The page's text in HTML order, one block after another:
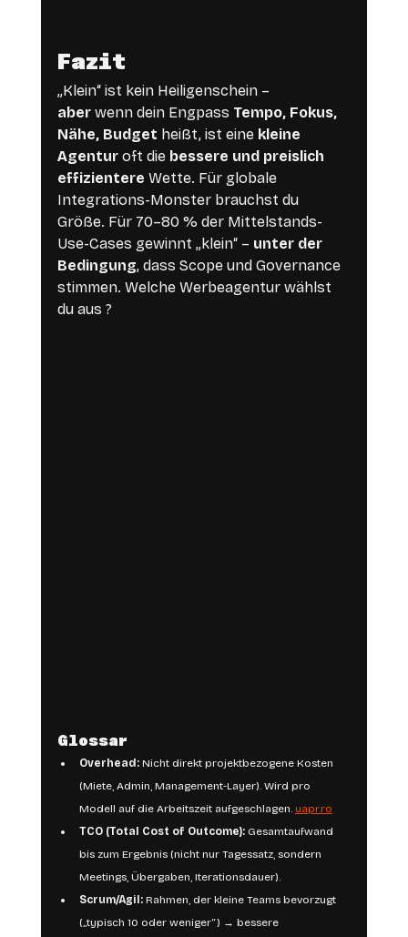
Fazit
„Klein“ ist kein Heiligenschein –
aber wenn dein Engpass Tempo, Fokus,
Nähe, Budget heißt, ist eine kleine
Agentur oft die bessere und preislich
effizientere Wette. Für globale
Integrations-Monster brauchst du
Größe. Für 70–80 % der Mittelstands-
Use-Cases gewinnt „klein“ – unter der
Bedingung, dass Scope und Governance
stimmen. Welche Werbeagentur wählst
du aus ?
Glossar
Overhead: Nicht direkt projektbezogene Kosten
(Miete, Admin, Management-Layer). Wird pro
Modell auf die Arbeitszeit aufgeschlagen. uapr.ro
TCO (Total Cost of Outcome): Gesamtaufwand
bis zum Ergebnis (nicht nur Tagessatz, sondern
Meetings, Übergaben, Iterationsdauer).
Scrum/Agil: Rahmen, der kleine Teams bevorzugt
(„typisch 10 oder weniger“) → bessere